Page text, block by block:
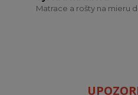
Matrace a rošty na mieru